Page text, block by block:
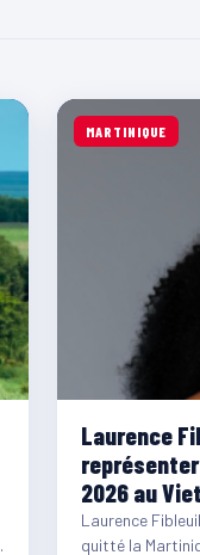
MARTINIQUE
Laurence
2026 au
Laurence
quitté la